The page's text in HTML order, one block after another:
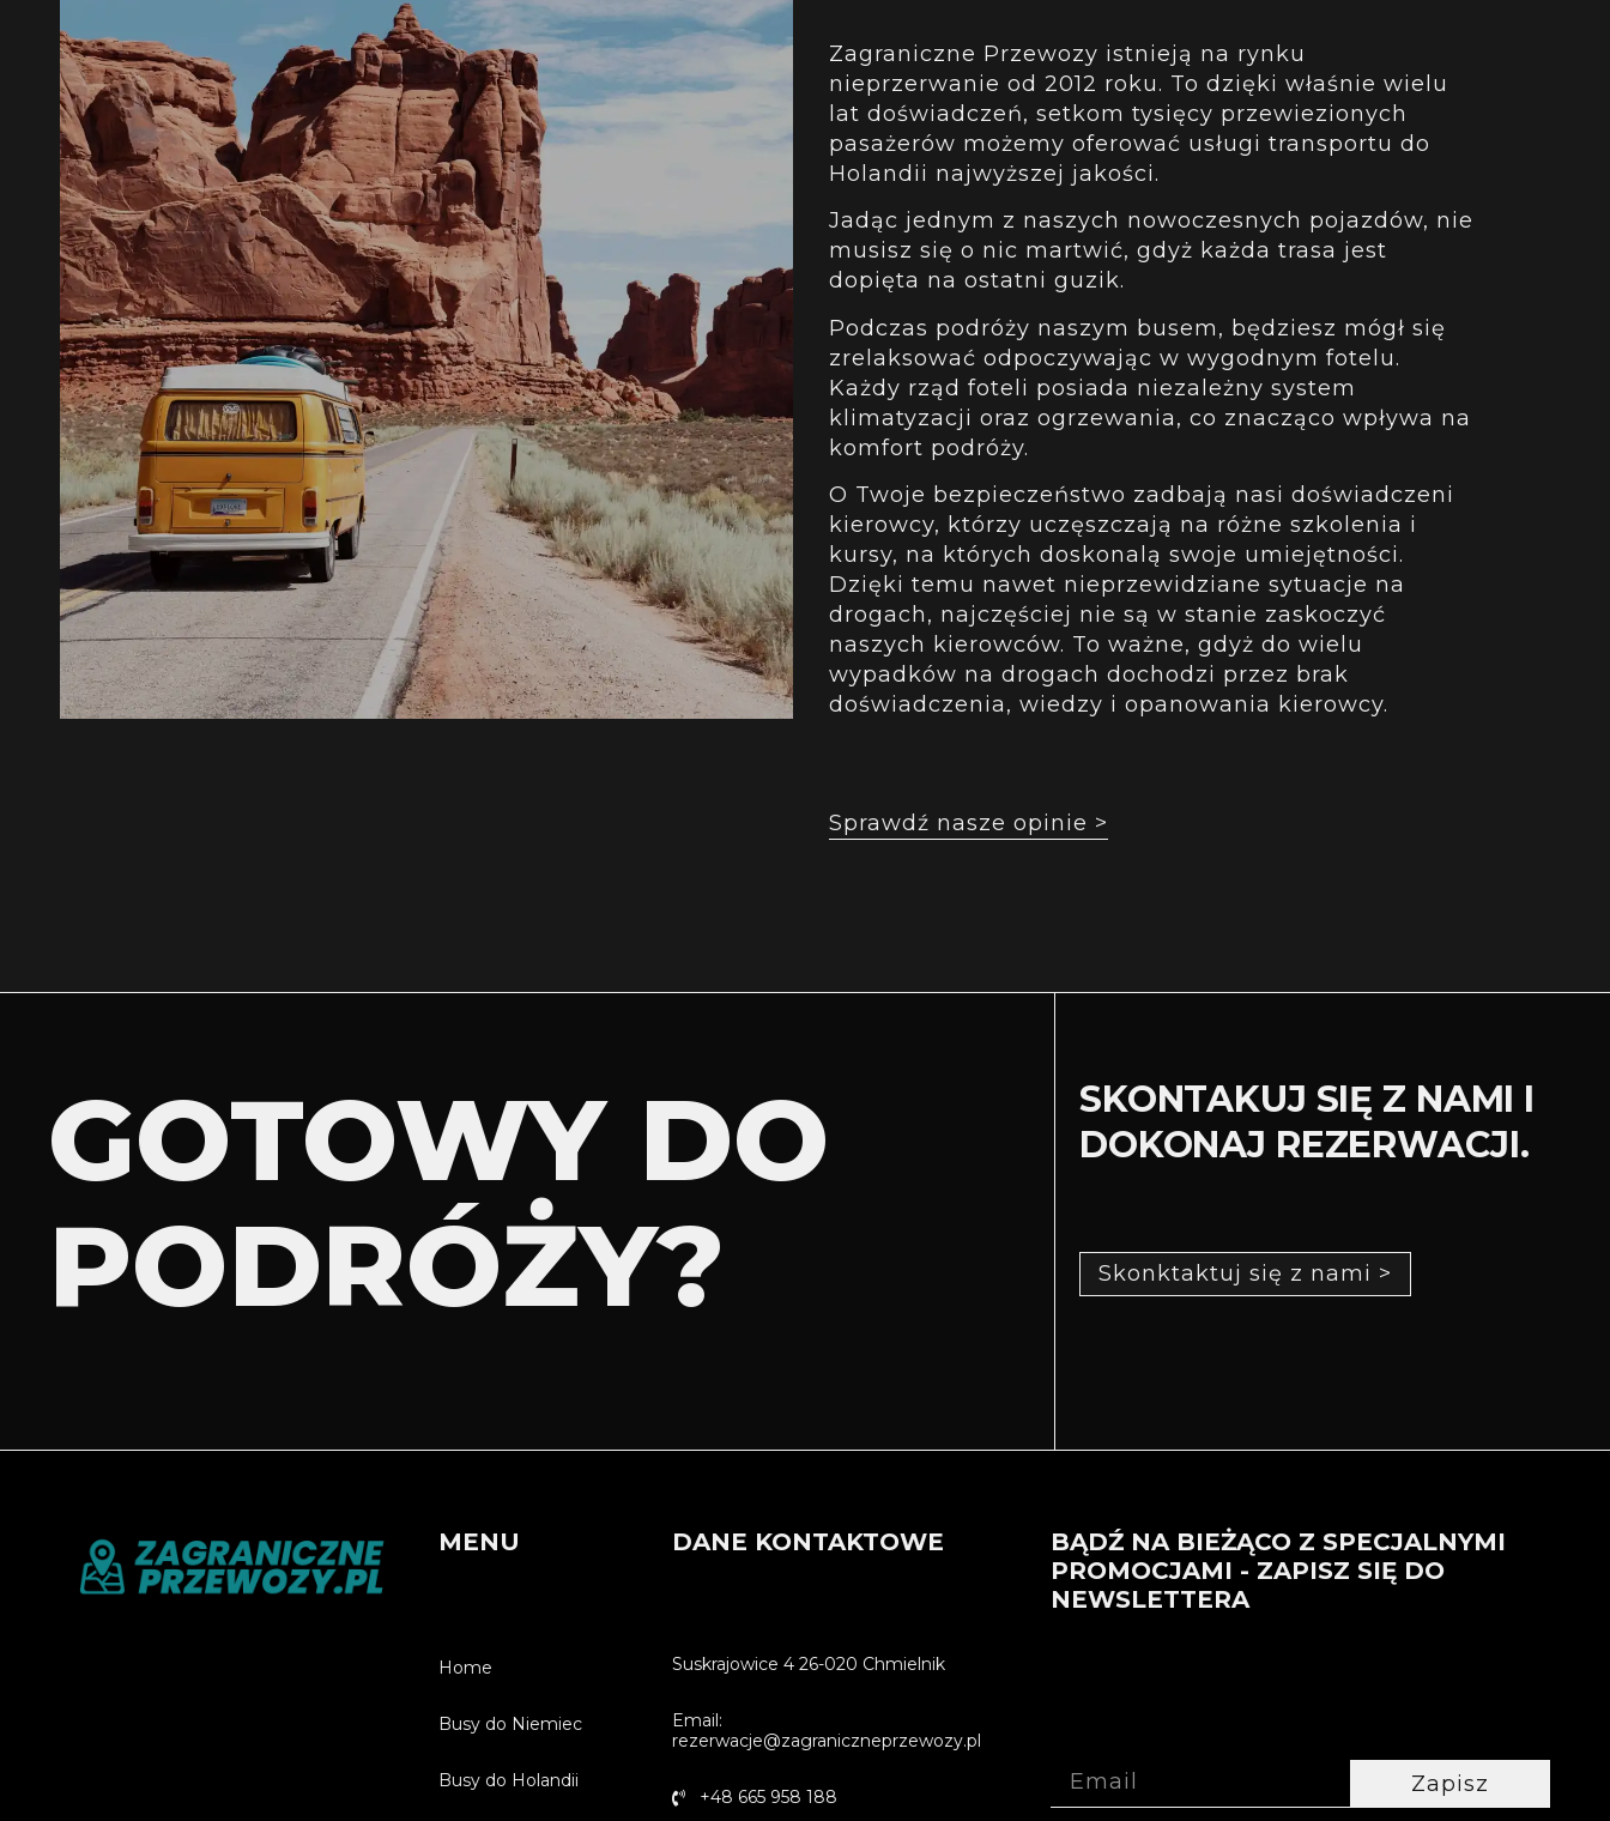
Zagraniczne Przewozy istnieją na rynku
nieprzerwanie od 2012 roku. To dzięki właśnie wielu
lat doświadczeń, setkom tysięcy przewiezionych
pasażerów możemy oferować usługi transportu do
Holandii najwyższej jakości.
Jadąc jednym z naszych nowoczesnych pojazdów, nie
musisz się o nic martwić, gdyż każda trasa jest
dopięta na ostatni guzik.
Podczas podróży naszym busem, będziesz mógł się
zrelaksować odpoczywając w wygodnym fotelu.
Każdy rząd foteli posiada niezależny system
klimatyzacji oraz ogrzewania, co znacząco wpływa na
komfort podróży.
O Twoje bezpieczeństwo zadbają nasi doświadczeni
kierowcy, którzy uczęszczają na różne szkolenia i
kursy, na których doskonalą swoje umiejętności.
Dzięki temu nawet nieprzewidziane sytuacje na
drogach, najczęściej nie są w stanie zaskoczyć
naszych kierowców. To ważne, gdyż do wielu
wypadków na drogach dochodzi przez brak
doświadczenia, wiedzy i opanowania kierowcy.
Sprawdź nasze opinie >
GOTOWY DO
PODRÓŻY?
SKONTAKUJ SIĘ Z NAMI I
DOKONAJ REZERWACJI.
Skonktaktuj się z nami >
MENU
Home
Busy do Niemiec
Busy do Holandii
DANE KONTAKTOWE
Suskrajowice 4 26-020 Chmielnik
Email:
rezerwacje@zagraniczneprzewozy.pl
+48 665 958 188
BĄDŹ NA BIEŻĄCO Z SPECJALNYMI
PROMOCJAMI - ZAPISZ SIĘ DO
NEWSLETTERA
Zapisz